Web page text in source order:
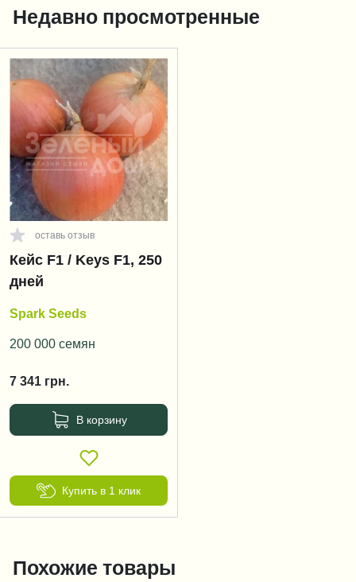
Недавно просмотренные
оставь отзыв
Кейс F1 / Keys F1, 250
дней
Spark Seeds
200 000 семян
7 341 грн.
В корзину
Купить в 1 клик
Похожие товары